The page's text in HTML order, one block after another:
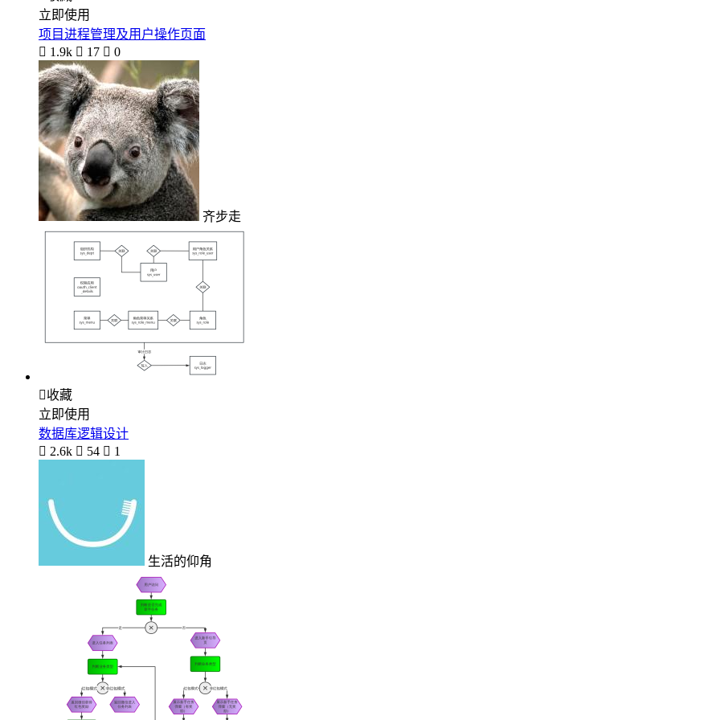
立即使用
项目进程管理及用户操作页面
 1.9k  17  0
齐步走
收藏
立即使用
数据库逻辑设计
 2.6k  54  1
生活的仰角